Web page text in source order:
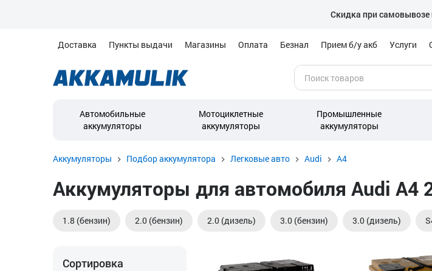
Скидка при самовывозе
Доставка Пункты выдачи Магазины Оплата Безнал Прием б/у акб Услуги
Автомобильные
аккумуляторы
Мотоциклетные
аккумуляторы
Промышленные
аккумуляторы
Аккумуляторы Подбор аккумулятора Легковые авто Audi A4
Аккумуляторы для автомобиля Audi A4
1.8 (бензин) 2.0 (бензин) 2.0 (дизель) 3.0 (бензин) 3.0 (дизель)
Сортировка